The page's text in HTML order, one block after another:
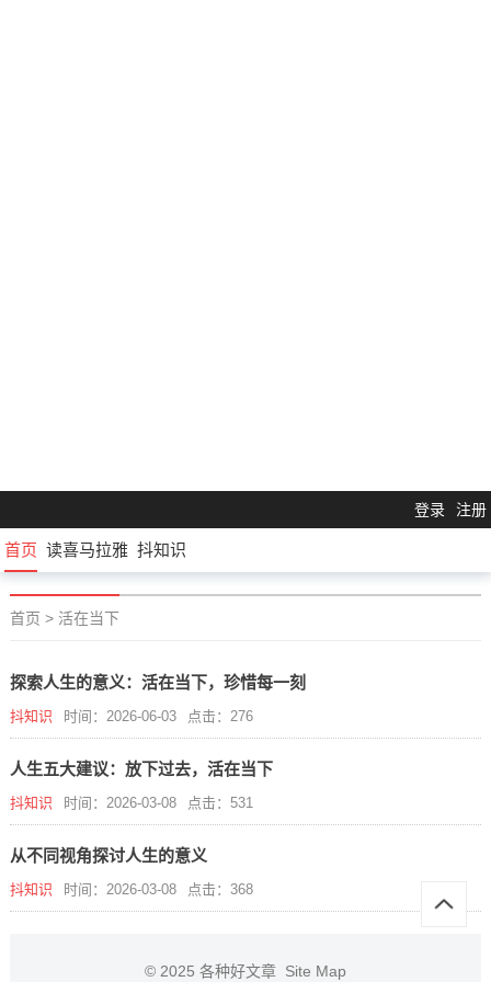
登录 注册
首页 读喜马拉雅 抖知识
首页 > 活在当下
探索人生的意义：活在当下，珍惜每一刻
抖知识 时间：2026-06-03 点击：276
人生五大建议：放下过去，活在当下
抖知识 时间：2026-03-08 点击：531
从不同视角探讨人生的意义
抖知识 时间：2026-03-08 点击：368
© 2025 各种好文章 Site Map